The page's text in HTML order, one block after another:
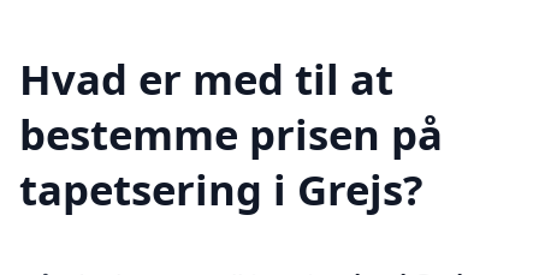
Hvad er med til at
bestemme prisen på
tapetsering i Grejs?